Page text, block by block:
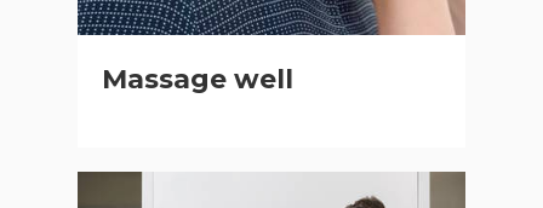
Massage well